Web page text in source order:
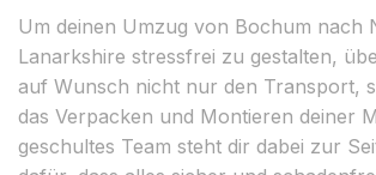
Um deinen Umzug von Bochum nach
Lanarkshire stressfrei zu gestalten,
auf Wunsch nicht nur den Transport,
das Verpacken und Montieren deiner
geschultes Team steht dir dabei zur